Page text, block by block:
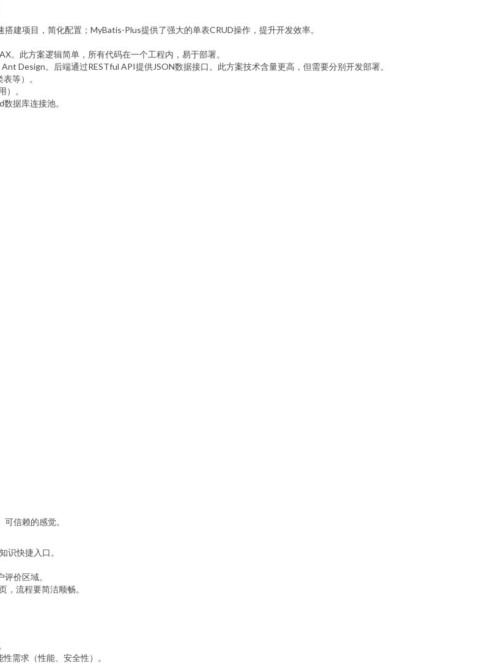
建项目，简化配置；MyBatis-Plus提供了强大的单表CRUD操作，提升开发效率。
。此方案逻辑简单，所有代码在一个工程内，易于部署。
Design。后端通过RESTful API提供JSON数据接口。此方案技术含量更高，但需要分别开发部署。
等）。
）。
据库连接池。
信赖的感觉。
识快捷入口。
价区域。
，流程要简洁顺畅。
需求（性能、安全性）。